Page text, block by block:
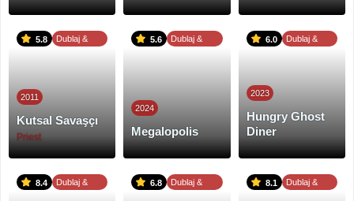
5.8
Dublaj &
2011
Kutsal Savaşçı
Priest
5.6
Dublaj &
2024
Megalopolis
6.0
Dublaj &
2023
Hungry Ghost
Diner
8.4
Dublaj &
6.8
Dublaj &
8.1
Dublaj &